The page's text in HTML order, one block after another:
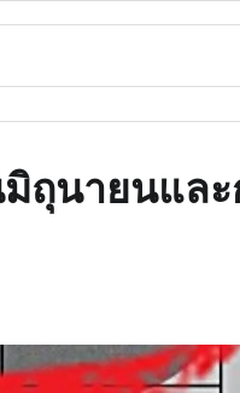
ถุนายนแล